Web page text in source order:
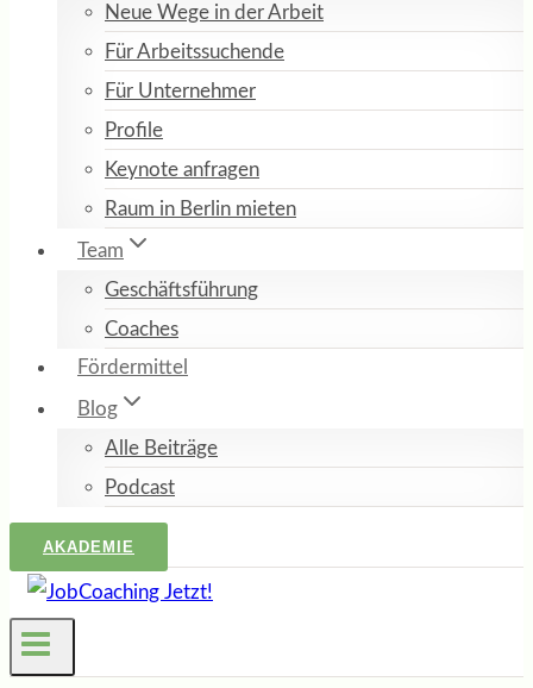
Neue Wege in der Arbeit
Für Arbeitssuchende
Für Unternehmer
Profile
Keynote anfragen
Raum in Berlin mieten
Team
Geschäftsführung
Coaches
Fördermittel
Blog
Alle Beiträge
Podcast
AKADEMIE